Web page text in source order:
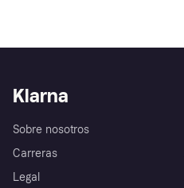
Klarna
Sobre nosotros
Carreras
Legal